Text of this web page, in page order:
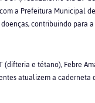
a Prefeitura Municipal
contribuindo para
(difteria e tétano), Febre
atualizem a caderneta